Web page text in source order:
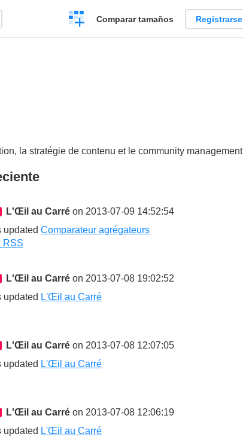
Crear
una
Comparar tamaños Registrarse
la stratégie de contenu et le community management
L'Œil au Carré on 2013-07-09 14:52:54
updated Comparateur agrégateurs
RSS
L'Œil au Carré on 2013-07-08 19:02:52
updated L'Œil au Carré
L'Œil au Carré on 2013-07-08 12:07:05
updated L'Œil au Carré
L'Œil au Carré on 2013-07-08 12:06:19
updated L'Œil au Carré